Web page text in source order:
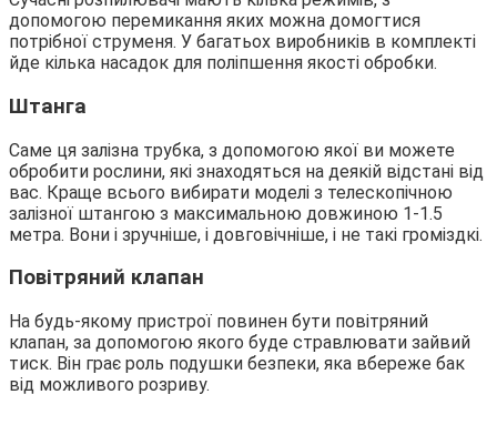
допомогою перемикання яких можна домогтися
потрібної струменя. У багатьох виробників в комплекті
йде кілька насадок для поліпшення якості обробки.
Штанга
Саме ця залізна трубка, з допомогою якої ви можете
обробити рослини, які знаходяться на деякій відстані від
вас. Краще всього вибирати моделі з телескопічною
залізної штангою з максимальною довжиною 1-1.5
метра. Вони і зручніше, і довговічніше, і не такі громіздкі.
Повітряний клапан
На будь-якому пристрої повинен бути повітряний
клапан, за допомогою якого буде стравлювати зайвий
тиск. Він грає роль подушки безпеки, яка вбереже бак
від можливого розриву.